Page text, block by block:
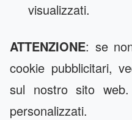
visualizzati.
ATTENZIONE: se
cookie pubblicitari,
sul nostro sito
personalizzati.